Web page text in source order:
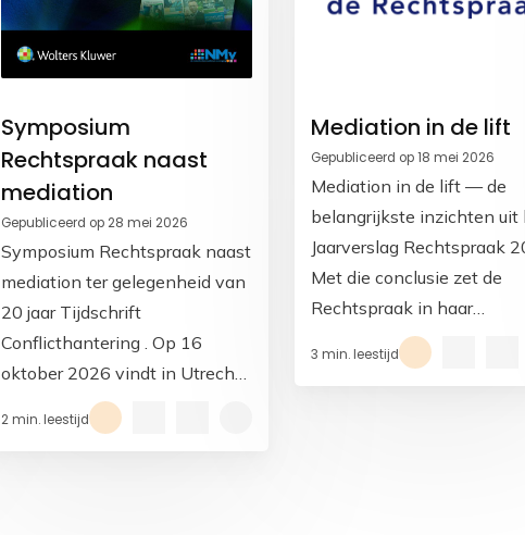
Symposium
Rechtspraak naast
mediation
Gepubliceerd op 28 mei 2026
Symposium Rechtspraak naast
mediation ter gelegenheid van
20 jaar Tijdschrift
Conflicthantering . Op 16
oktober 2026 vindt in Utrecht
het symposium ‘Rechtspraak
naast mediation’ plaats.
2 min. leestijd
Mediation in de lift
Gepubliceerd op 18 mei 2026
Mediation in de lift — de
belangrijkste inzichten uit
Jaarverslag Rechtspraak
Met die conclusie zet de
Rechtspraak in haar
Jaarverslag 2025 de toon
het hoofdstuk over
3 min. leestijd